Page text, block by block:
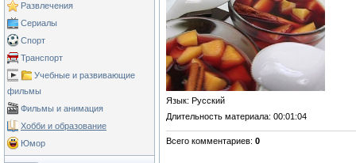
Развлечения
Сериалы
Спорт
Транспорт
Учебные и развивающие
фильмы
Фильмы и анимация
Хобби и образование
Юмор
Язык: Русский
Длительность материала: 00:01:04
Всего комментариев: 0